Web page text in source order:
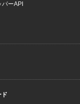
ーAPI